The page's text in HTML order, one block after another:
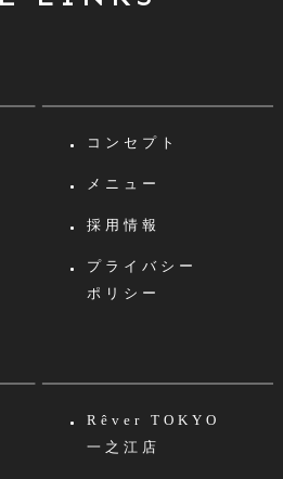
コンセプト
メニュー
採用情報
プライバシー
ポリシー
Rêver TOKYO
一之江店